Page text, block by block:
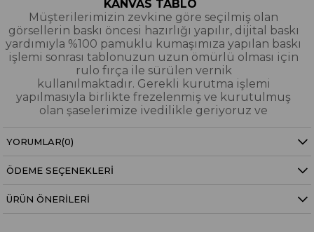
KANVAS TABLO
Müşterilerimizin zevkine göre seçilmiş olan
görsellerin baskı öncesi hazırlığı yapılır, dijital baskı
yardımıyla %100 pamuklu kumaşımıza yapılan baskı
işlemi sonrası tablonuzun uzun ömürlü olması için
rulo fırça ile sürülen vernik
kullanılmaktadır. Gerekli kurutma işlemi
yapılmasıyla birlikte frezelenmiş ve kurutulmuş
olan şaselerimize ivedilikle geriyoruz ve
paketleyerek tarafınıza gönderiyoruz.
YAĞLI BOYA & SİM DOKULU TABLO
dijital baskı alınıp hazırlanarak üzerine spatula
eşliğinde boya dokunuşları / sim işlemeleri kısmi
YORUMLAR(0)
ÖDEME SEÇENEKLERI
ÜRÜN ÖNERILERI